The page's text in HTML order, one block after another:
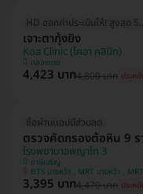
HD ออกค่า
เจาะตากุ้งยิง
Koa Clinic (โคอา คลินิก)
คลองเตย
4,423 บาท4,800 บาท ประห
ซื้อผ่านเเอปมีส่วนลด
ตรวจคัดกรองต้อหิน 9 ร
โรงพยาบาลพญาไท 3
ภาษีเจริญ
BTS บางหว้า ,
3,395 บาท4,470 บาท ประห